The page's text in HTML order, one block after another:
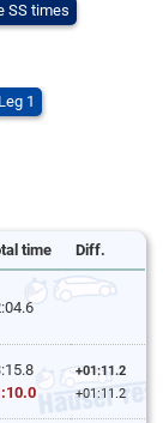
SS times
Leg 1
time Diff.
+01:11.2
+01:11.2